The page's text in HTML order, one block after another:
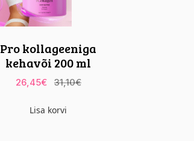
Pro kollageeniga
kehavõi 200 ml
€
31,10
€
26,45
Lisa korvi